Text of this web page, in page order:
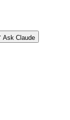
Ask Claude